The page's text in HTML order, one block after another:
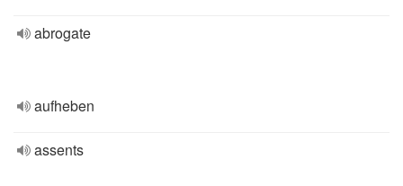
abrogate
aufheben
assents